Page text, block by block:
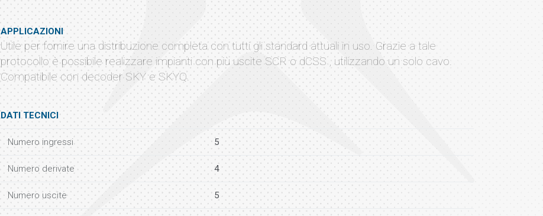
APPLICAZIONI
Utile per fornire una distribuzione completa con tutti gli standard attuali in uso. Grazie a tale
protocollo è possibile realizzare impianti con più uscite SCR o dCSS , utilizzando un solo cavo.
Compatibile con decoder SKY e SKYQ.
DATI TECNICI
Numero ingressi 5
Numero derivate 4
Numero uscite 5